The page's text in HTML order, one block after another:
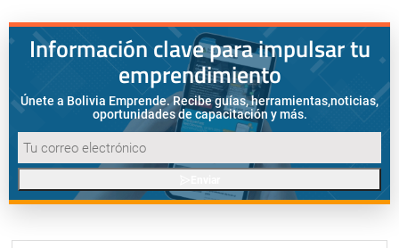
Información clave para impulsar tu
emprendimiento
Únete a Bolivia Emprende. Recibe guías, herramientas,noticias,
oportunidades de capacitación y más.